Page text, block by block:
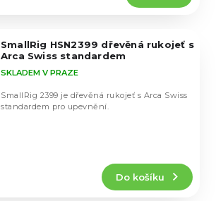
SmallRig HSN2399 dřevěná rukojeť s
Arca Swiss standardem
SKLADEM V PRAZE
Do košíku
SmallRig 2399 je dřevěná rukojeť s Arca Swiss
standardem pro upevnění.